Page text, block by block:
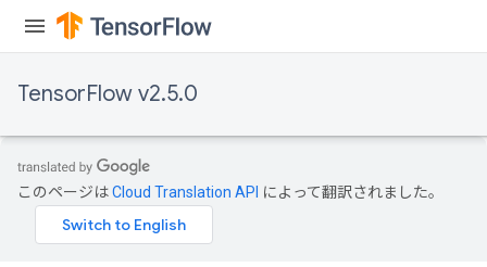
TensorFlow v2.5.0
このページはCloud Translation API によって翻訳されました。